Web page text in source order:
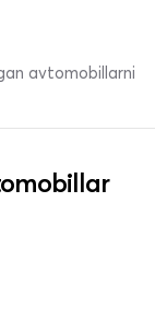
avtomobillarni